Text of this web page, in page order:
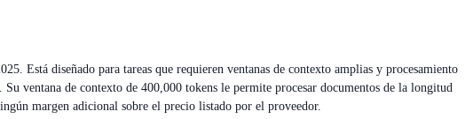
Está diseñado para tareas que requieren ventanas de contexto amplias y procesamiento
ventana de contexto de 400,000 tokens le permite procesar documentos de la longitud
margen adicional sobre el precio listado por el proveedor.